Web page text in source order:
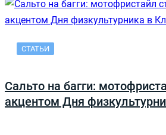
СТАТЬИ
Сальто на багги:
акцентом Дня